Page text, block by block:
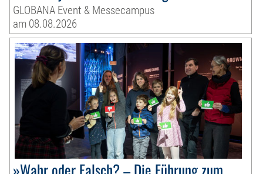
GLOBANA Event & Messecampus
am 08.08.2026